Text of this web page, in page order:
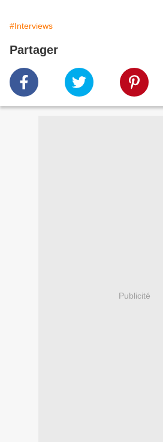
#Interviews
Partager
Publicité